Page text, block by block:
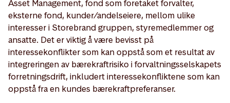
Asset Management, fond som foretaket forvalter,
eksterne fond, kunder/andelseiere, mellom ulike
interesser i Storebrand gruppen, styremedlemmer og
ansatte. Det er viktig å være bevisst på
interessekonflikter som kan oppstå som et resultat av
integreringen av bærekraftrisiko i forvaltningsselskapets
forretningsdrift, inkludert interessekonfliktene som kan
oppstå fra en kundes bærekraftpreferanser.